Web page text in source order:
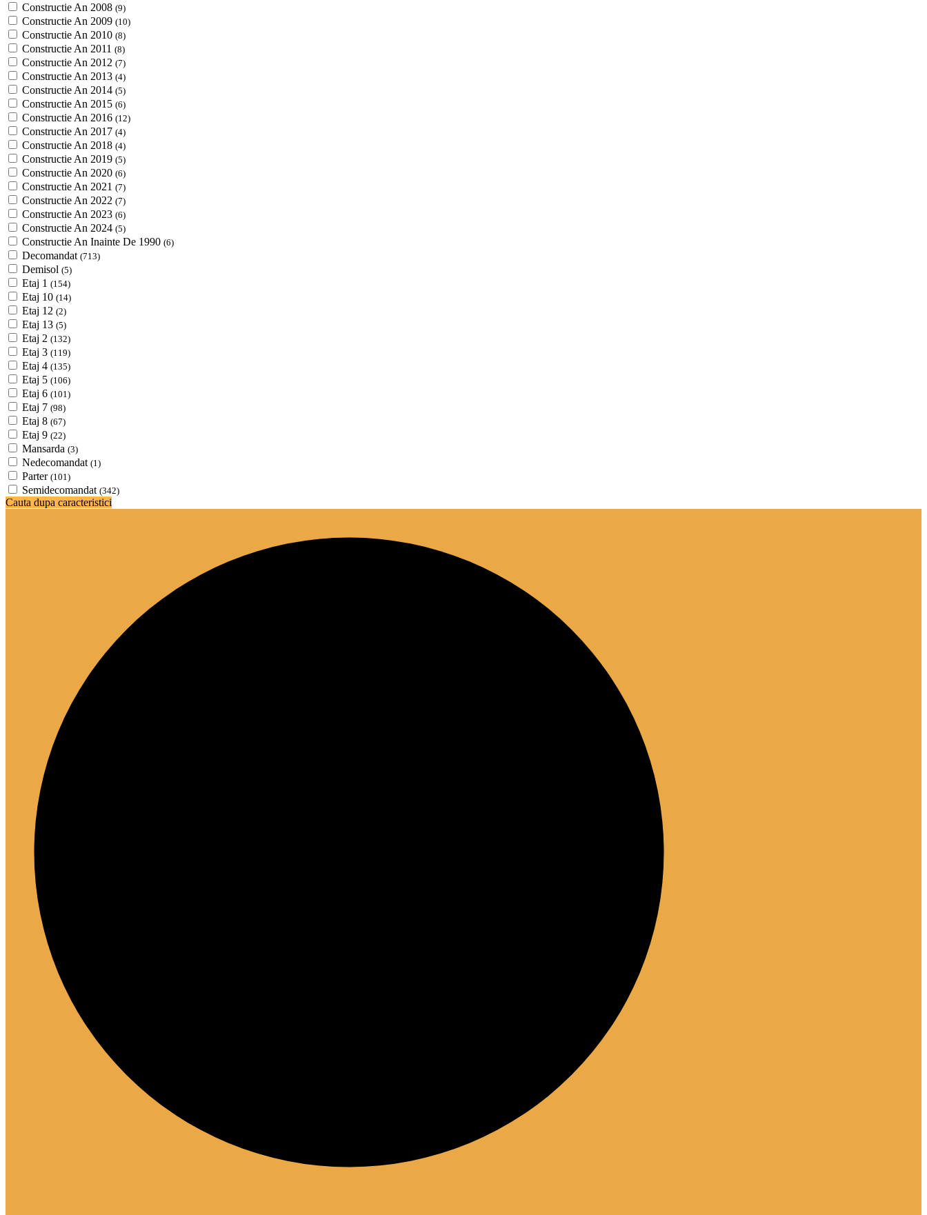
Constructie An 2008 (9)
Constructie An 2009 (10)
Constructie An 2010 (8)
Constructie An 2011 (8)
Constructie An 2012 (7)
Constructie An 2013 (4)
Constructie An 2014 (5)
Constructie An 2015 (6)
Constructie An 2016 (12)
Constructie An 2017 (4)
Constructie An 2018 (4)
Constructie An 2019 (5)
Constructie An 2020 (6)
Constructie An 2021 (7)
Constructie An 2022 (7)
Constructie An 2023 (6)
Constructie An 2024 (5)
Constructie An Inainte De 1990 (6)
Decomandat (713)
Demisol (5)
Etaj 1 (154)
Etaj 10 (14)
Etaj 12 (2)
Etaj 13 (5)
Etaj 2 (132)
Etaj 3 (119)
Etaj 4 (135)
Etaj 5 (106)
Etaj 6 (101)
Etaj 7 (98)
Etaj 8 (67)
Etaj 9 (22)
Mansarda (3)
Nedecomandat (1)
Parter (101)
Semidecomandat (342)
Cauta dupa caracteristici